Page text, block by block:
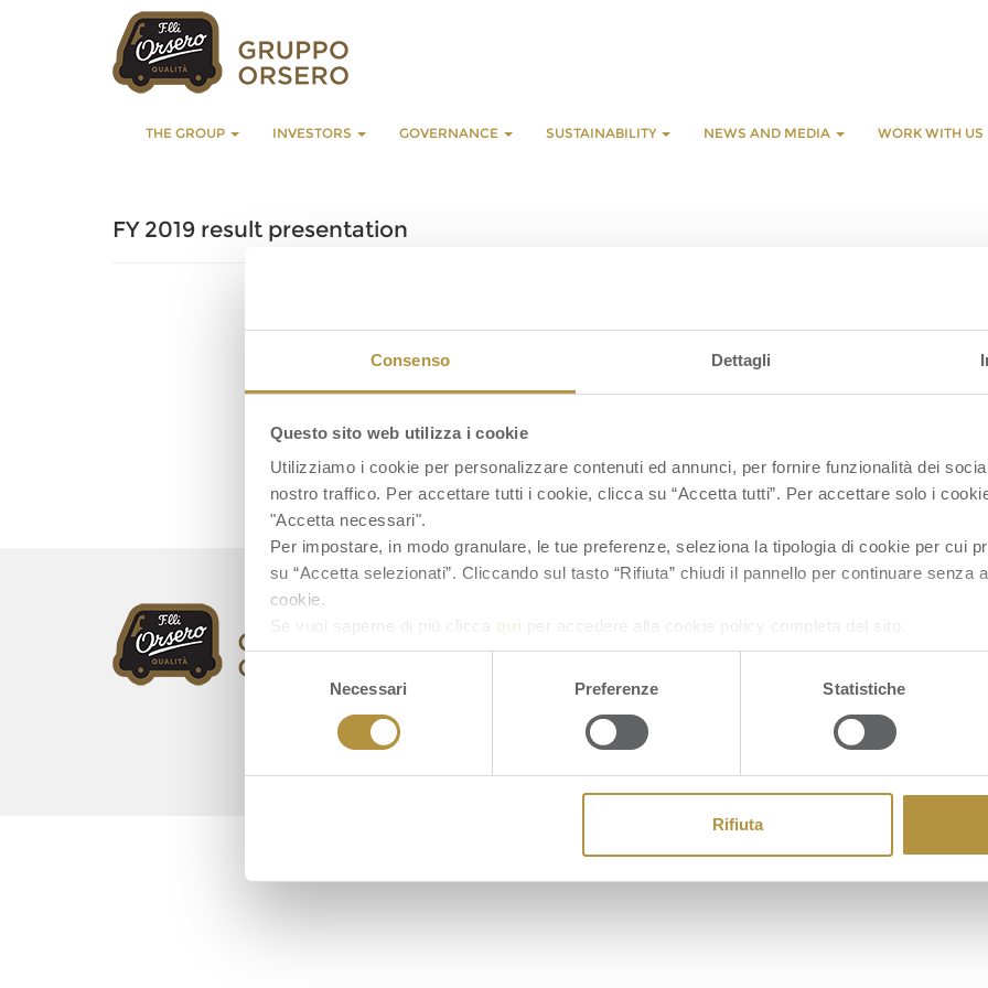
Consenso Dettagli
Questo sito web utilizza i cookie
Utilizziamo i cookie per personalizzare contenuti ed annunci, per fornire funzionalità dei
nostro traffico. Per accettare tutti i cookie, clicca su “Accetta tutti”. Per accettare solo i
"Accetta necessari".
Per impostare, in modo granulare, le tue preferenze, seleziona la tipologia di cookie per cui
su “Accetta selezionati”. Cliccando sul tasto “Rifiuta” chiudi il pannello per continuare senza
cookie.
Se vuoi saperne di più clicca
qui per accedere alla cookie policy completa del sito.
Selezione
Necessari Preferenze Statistiche
Rifiuta
THE GROUP INVESTORS GOVERNANCE SUSTAINABILITY NEWS AND MEDIA WORK WITH US
FY 2019 result presentation